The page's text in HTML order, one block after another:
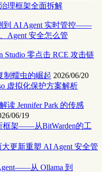
理框架全面拆解
到 AI Agent 实时管控——
Agent 安全怎么管
Studio 零点击 RCE 攻击链
制蠕虫的崛起 2026/06/20
虚拟化保护方案解析
读 Jennifer Park 的传感
06/19
框架——从BitWarden的工
更新重塑 AI Agent 安全管
从 Ollama 到